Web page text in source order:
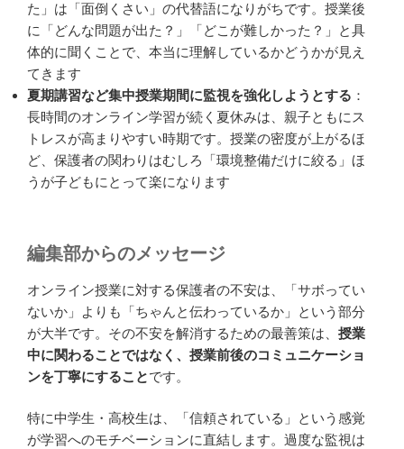
た」は「面倒くさい」の代替語になりがちです。授業後
に「どんな問題が出た？」「どこが難しかった？」と具
体的に聞くことで、本当に理解しているかどうかが見え
てきます
夏期講習など集中授業期間に監視を強化しようとする ：
長時間のオンライン学習が続く夏休みは、親子ともにス
トレスが高まりやすい時期です。授業の密度が上がるほ
ど、保護者の関わりはむしろ「環境整備だけに絞る」ほ
うが子どもにとって楽になります
編集部からのメッセージ
オンライン授業に対する保護者の不安は、「サボってい
ないか」よりも「ちゃんと伝わっているか」という部分
が大半です。その不安を解消するための最善策は、 授業
中に関わることではなく、授業前後のコミュニケーショ
ンを丁寧にすることです。
特に中学生・高校生は、「信頼されている」という感覚
が学習へのモチベーションに直結します。過度な監視は